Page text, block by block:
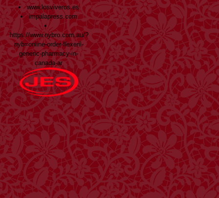
www.losviveros.es
impalapress.com
https://www.nybro.com.au/?
nyb=online-order-flexeril-
generic-pharmacy-in-
canada-ar